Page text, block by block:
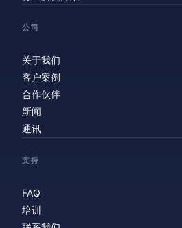
公司
关于我们
客户案例
合作伙伴
新闻
通讯
支持
FAQ
培训